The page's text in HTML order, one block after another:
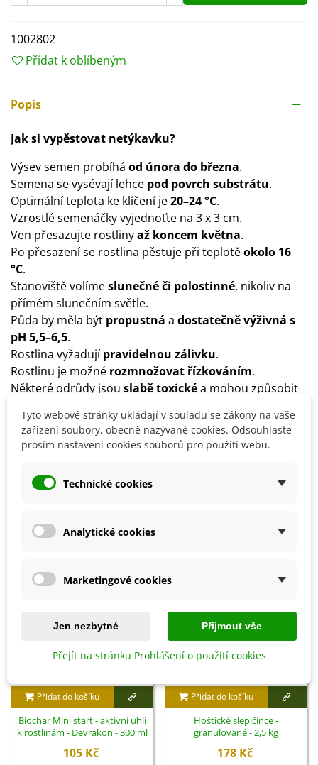
1002802
Přidat k oblíbeným
Popis
Jak si vypěstovat netýkavku?
Výsev semen probíhá od února do března.
Semena se vysévají lehce pod povrch substrátu.
Optimální teplota ke klíčení je20–24 °C.
Vzrostlé semenáčky vyjednoťte na 3 x 3 cm.
Ven přesazujte rostlinyaž koncem května.
Po přesazení se rostlina pěstuje při teplotěokolo 16
°C.
Stanoviště volímeslunečné či polostinné, nikoliv na
přímém slunečním světle.
Půda by měla být propustná a dostatečně výživná s
pH 5,5–6,5.
Rostlina vyžadujípravidelnou zálivku.
Rostlinu je možné rozmnožovat řízkováním.
Některé odrůdy jsou slabě toxickéa mohou způsobit
Přidat do košíku
Biochar Mini start - aktivní uhlí
k rostlinám - Devrakon - 300 ml
105 Kč
Přidat do košíku
Hoštické slepičince -
granulované - 2,5 kg
178 Kč
Tyto webové stránky ukládají v souladu se zákony na vaše
zařízení soubory, obecně nazývané cookies. Odsouhlaste
prosím nastavení cookies souborů pro použití webu.
Technické cookies
Analytické cookies
Marketingové cookies
Jen nezbytné Přijmout vše
Přejít na stránku Prohlášení o použití cookies